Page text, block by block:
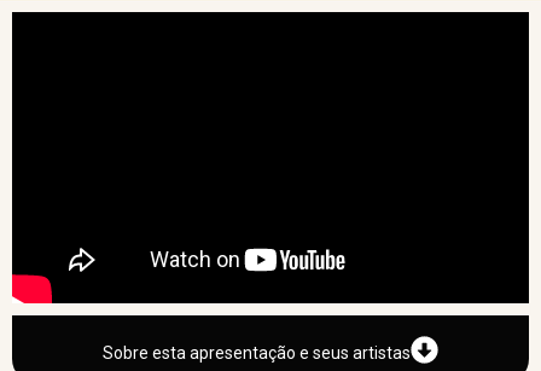
Sobre esta apresentação e seus artistas